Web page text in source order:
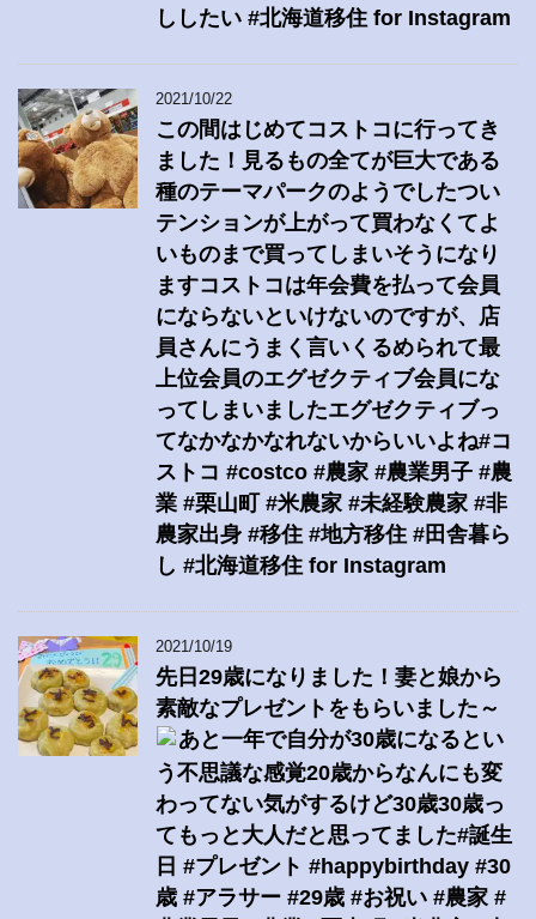
ししたい #北海道移住 for Instagram
2021/10/22
この間はじめてコストコに行ってき
ました！見るもの全てが巨大である
種のテーマパークのようでしたつい
テンションが上がって買わなくてよ
いものまで買ってしまいそうになり
ますコストコは年会費を払って会員
にならないといけないのですが、店
員さんにうまく言いくるめられて最
上位会員のエグゼクティブ会員にな
ってしまいましたエグゼクティブっ
てなかなかなれないからいいよね#コ
ストコ #costco #農家 #農業男子 #農
業 #栗山町 #米農家 #未経験農家 #非
農家出身 #移住 #地方移住 #田舎暮ら
し #北海道移住 for Instagram
2021/10/19
先日29歳になりました！妻と娘から
素敵なプレゼントをもらいました～
あと一年で自分が30歳になるとい
う不思議な感覚20歳からなんにも変
わってない気がするけど30歳30歳っ
てもっと大人だと思ってました#誕生
日 #プレゼント #happybirthday #30
歳 #アラサー #29歳 #お祝い #農家 #